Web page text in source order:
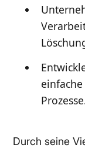
Durch seine